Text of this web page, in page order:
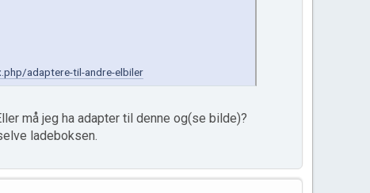
adaptere-til-andre-elbiler
må jeg ha adapter til denne og(se bilde)?
ladeboksen.